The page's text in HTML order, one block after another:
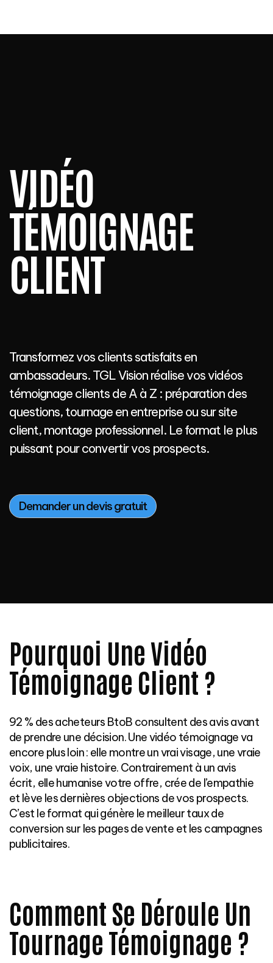
VIDÉO
TÉMOIGNAGE
CLIENT
Transformez vos clients satisfaits en
ambassadeurs. TGL Vision réalise vos vidéos
témoignage clients de A à Z : préparation des
questions, tournage en entreprise ou sur site
client, montage professionnel. Le format le plus
puissant pour convertir vos prospects.
Demander un devis gratuit
Pourquoi Une Vidéo
Témoignage Client ?
92 % des acheteurs BtoB consultent des avis avant
de prendre une décision. Une vidéo témoignage va
encore plus loin : elle montre un vrai visage, une vraie
voix, une vraie histoire. Contrairement à un avis
écrit, elle humanise votre offre, crée de l’empathie
et lève les dernières objections de vos prospects.
C’est le format qui génère le meilleur taux de
conversion sur les pages de vente et les campagnes
publicitaires.
Comment Se Déroule Un
Tournage Témoignage ?